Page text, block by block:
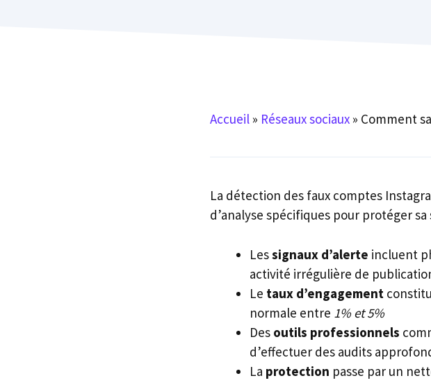
Accueil » Réseaux sociaux » Comment
La détection des faux comptes
d’analyse spécifiques pour protéger
Lessignaux d’alerte incluent
activité irrégulière de
Le taux d’engagement
normale entre 1% et 5%
Des outils professionnels
d’effectuer des audits
La protection passe par un